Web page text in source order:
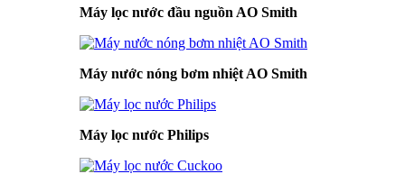
Máy lọc nước đầu nguồn AO Smith
Máy nước nóng bơm nhiệt AO Smith
Máy lọc nước Philips